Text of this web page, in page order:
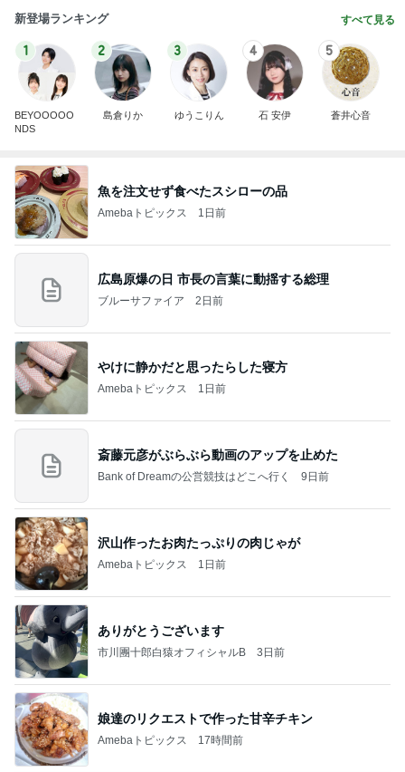
新登場ランキング すべて見る
1
BEYOOOOO
NDS
2
島倉りか
3
ゆうこりん
4
石 安伊
5
蒼井心音
魚を注文せず食べたスシローの品
Amebaトピックス 1日前
広島原爆の日 市長の言葉に動揺する総理
ブルーサファイア 2日前
やけに静かだと思ったらした寝方
Amebaトピックス 1日前
斎藤元彦がぶらぶら動画のアップを止めた
Bank of Dreamの公営競技はどこへ行く 9日前
沢山作ったお肉たっぷりの肉じゃが
Amebaトピックス 1日前
ありがとうございます
市川團十郎白猿オフィシャルB 3日前
娘達のリクエストで作った甘辛チキン
Amebaトピックス 17時間前